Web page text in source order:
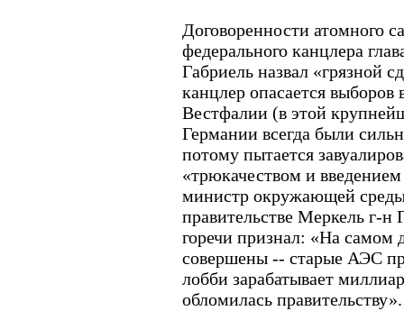
Договоренности атомного
федерального канцлера
Габриель назвал «грязной
канцлер опасается
Вестфалии (в этой
Германии всегда были
потому пытается
«трюкачеством и
министр окружающей
правительстве Меркель г-н
горечи признал: «На самом
совершены -- старые АЭС
лобби зарабатывает
обломилась правительству».